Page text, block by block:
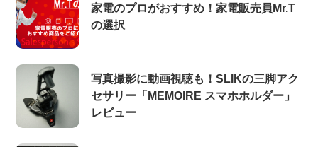
家電のプロがおすすめ！家電販売員Mr.T
の選択
写真撮影に動画視聴も！SLIKの三脚アク
セサリー「MEMOIRE スマホホルダー」
レビュー